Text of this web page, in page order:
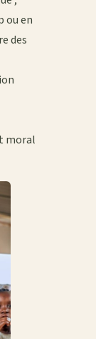
ou en
des
moral